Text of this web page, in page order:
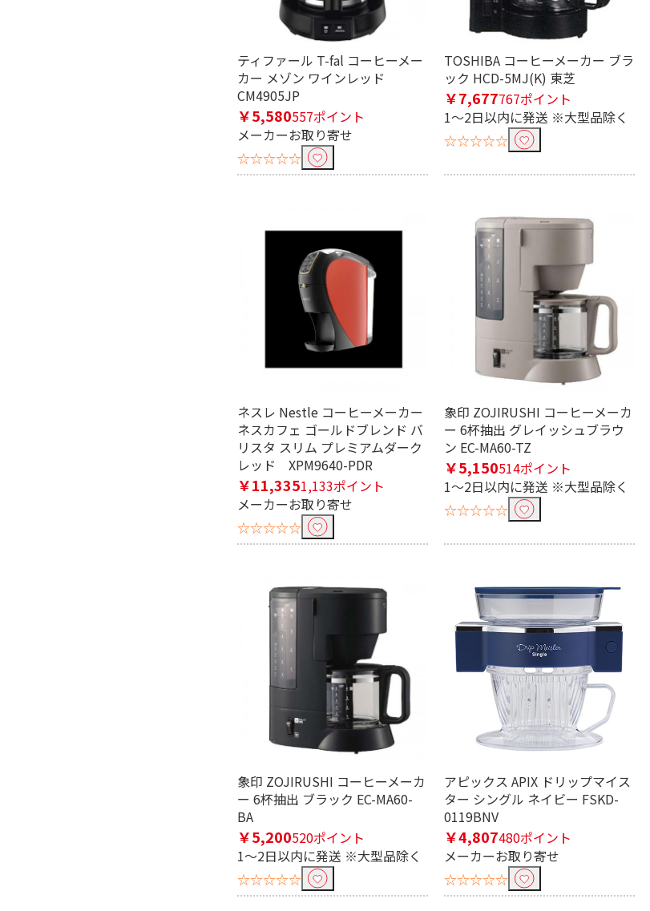
ティファール T-fal コーヒーメー
カー メゾン ワインレッド
CM4905JP
￥5,580557ポイント
メーカーお取り寄せ
☆☆☆☆☆
TOSHIBA コーヒーメーカー ブラ
ック HCD-5MJ(K) 東芝
￥7,677767ポイント
1～2日以内に発送 ※大型品除く
☆☆☆☆☆
ネスレ Nestle コーヒーメーカー
ネスカフェ ゴールドブレンド バ
リスタ スリム プレミアムダーク
レッド XPM9640-PDR
￥11,3351,133ポイント
メーカーお取り寄せ
☆☆☆☆☆
象印 ZOJIRUSHI コーヒーメーカ
ー 6杯抽出 グレイッシュブラウ
ン EC-MA60-TZ
￥5,150514ポイント
1～2日以内に発送 ※大型品除く
☆☆☆☆☆
象印 ZOJIRUSHI コーヒーメーカ
ー 6杯抽出 ブラック EC-MA60-
BA
￥5,200520ポイント
1～2日以内に発送 ※大型品除く
☆☆☆☆☆
アピックス APIX ドリップマイス
ター シングル ネイビー FSKD-
0119BNV
￥4,807480ポイント
メーカーお取り寄せ
☆☆☆☆☆
浄水機能で絞り込む
無